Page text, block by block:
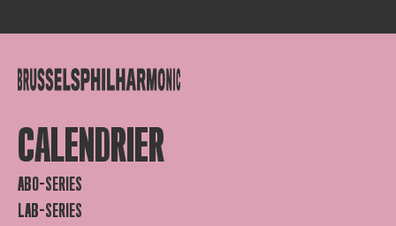
CALENDRIER
ABO-SERIES
LAB-SERIES